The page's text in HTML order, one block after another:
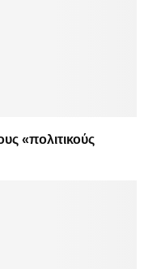
«πολιτικούς